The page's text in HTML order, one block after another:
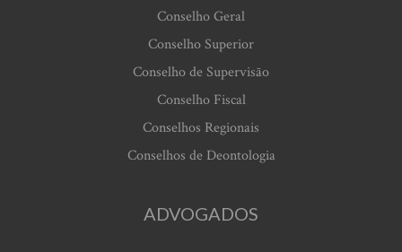
Conselho Geral
Conselho Superior
Conselho de Supervisão
Conselho Fiscal
Conselhos Regionais
Conselhos de Deontologia
ADVOGADOS